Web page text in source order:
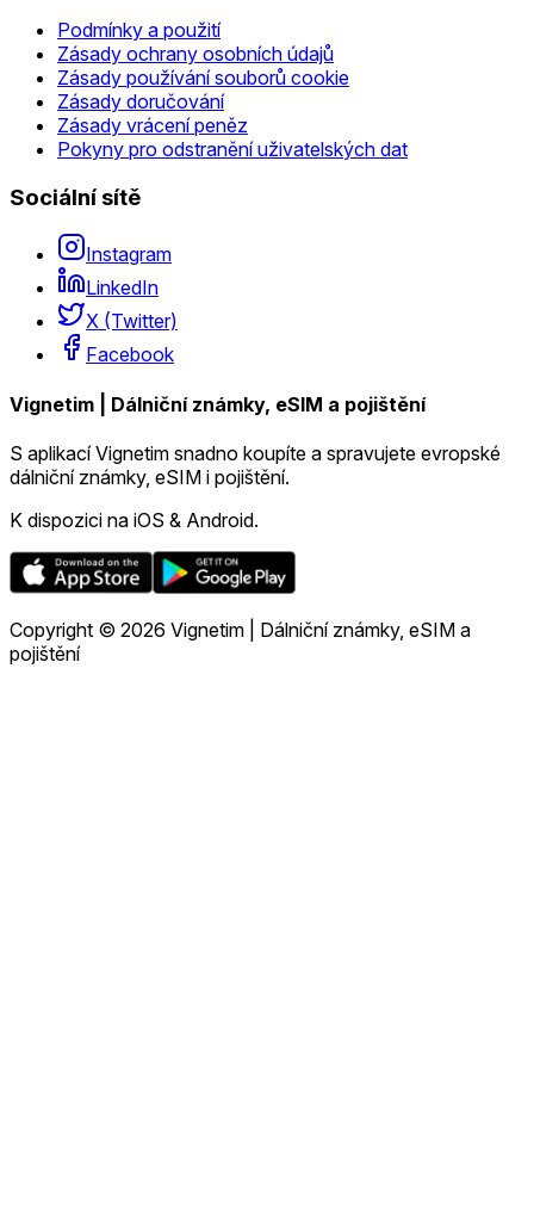
Podmínky a použití
Zásady ochrany osobních údajů
Zásady používání souborů cookie
Zásady doručování
Zásady vrácení peněz
Pokyny pro odstranění uživatelských dat
Sociální sítě
Instagram
LinkedIn
X (Twitter)
Facebook
Vignetim | Dálniční známky, eSIM a pojištění
S aplikací Vignetim snadno koupíte a spravujete evropské
dálniční známky, eSIM i pojištění.
K dispozici na iOS & Android.
Copyright © 2026 Vignetim | Dálniční známky, eSIM a
pojištění